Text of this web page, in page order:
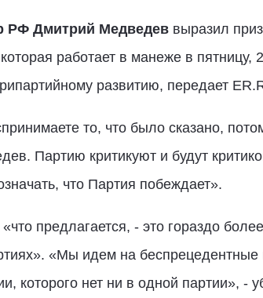
РФ Дмитрий Медведеввыразил
работает в манеже в
развитию, передает
то, что было сказано,
Партию критикуют и будут
что Партия побеждает».
предлагается, - это гораздо
«Мы идем на
которого нет ни в одной партии», -